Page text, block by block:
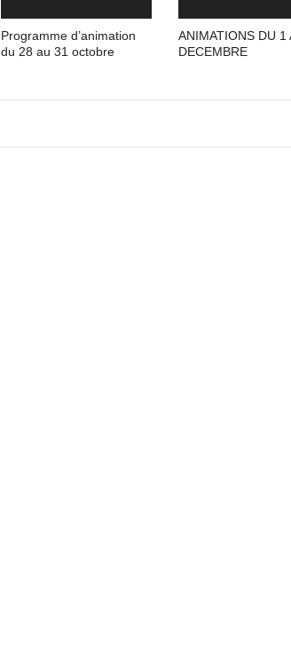
Programme d’animation
du 28 au 31 octobre
ANIMATIONS DU 1
DECEMBRE